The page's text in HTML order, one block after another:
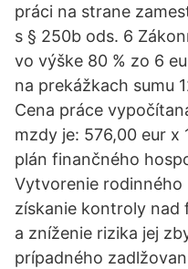
práci na strane
s § 250b ods. 6
vo výške 80 % zo 6
na prekážkach sumu
Cena práce
mzdy je: 576,00 eur x
plán finančného
Vytvorenie
získanie kontroly nad
a zníženie rizika jej
prípadného